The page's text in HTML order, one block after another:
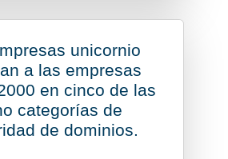
unicornio
a las empresas
en cinco de las
categorías de
de dominios.